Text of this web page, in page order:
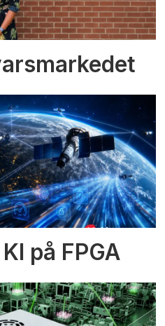
på FPGA